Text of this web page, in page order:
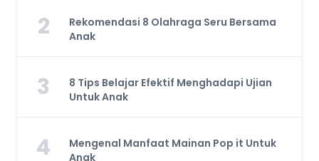
2
Rekomendasi 8 Olahraga Seru Bersama
Anak
3
8 Tips Belajar Efektif Menghadapi Ujian
Untuk Anak
4
Mengenal Manfaat Mainan Pop it Untuk
Anak